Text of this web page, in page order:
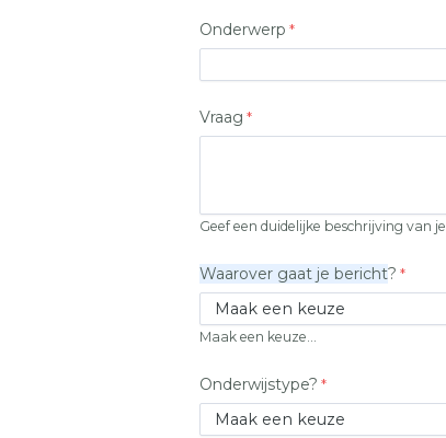
Onderwerp
Vraag
Geef een duidelijke beschrijving van
Waarover gaat je bericht?
Maak een keuze...
Onderwijstype?